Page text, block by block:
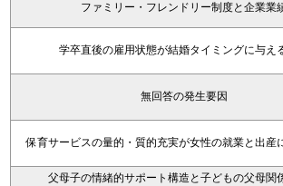
ファミリー・フレンドリー制度と企業業
学卒直後の雇用状態が結婚タイミングに与え
無回答の発生要因
保育サービスの量的・質的充実が女性の就業と出産
父母子の情緒的サポート構造と子どもの父母関